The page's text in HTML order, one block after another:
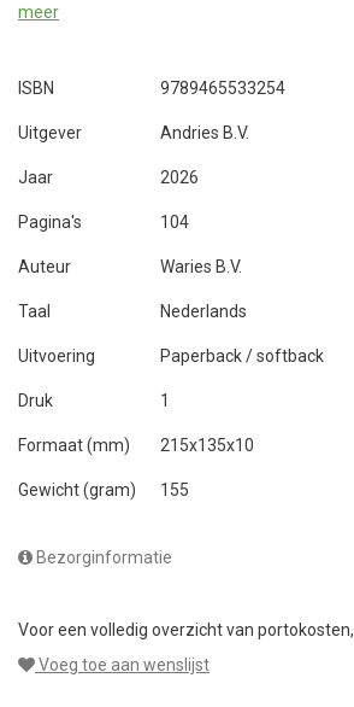
meer
ISBN 9789465533254
Uitgever Andries B.V.
Jaar 2026
Pagina's 104
Auteur Waries B.V.
Taal Nederlands
Uitvoering Paperback / softback
Druk 1
Formaat (mm) 215x135x10
Gewicht (gram) 155
Bezorginformatie
Voor een volledig overzicht van portokosten,
Voeg toe aan wenslijst